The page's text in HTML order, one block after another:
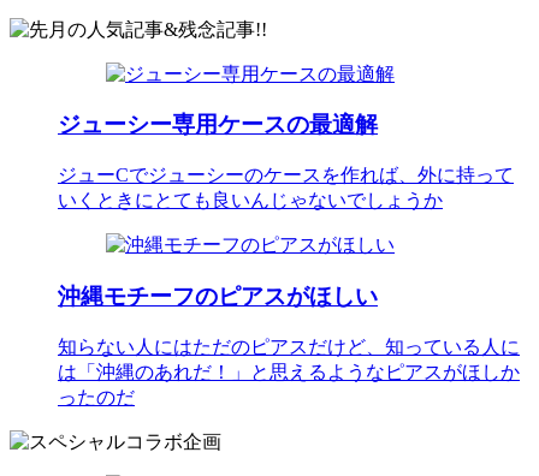
ジューシー専用ケースの最適解
ジューCでジューシーのケースを作れば、外に持って
いくときにとても良いんじゃないでしょうか
沖縄モチーフのピアスがほしい
知らない人にはただのピアスだけど、知っている人に
は「沖縄のあれだ！」と思えるようなピアスがほしか
ったのだ